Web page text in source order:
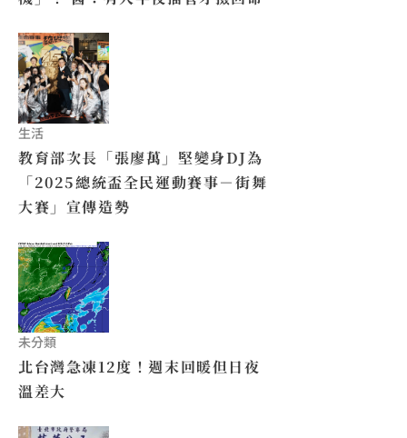
生活
教育部次長「張廖萬」堅變身DJ為
「2025總統盃全民運動賽事－街舞
大賽」宣傳造勢
未分類
北台灣急凍12度！週末回暖但日夜
溫差大